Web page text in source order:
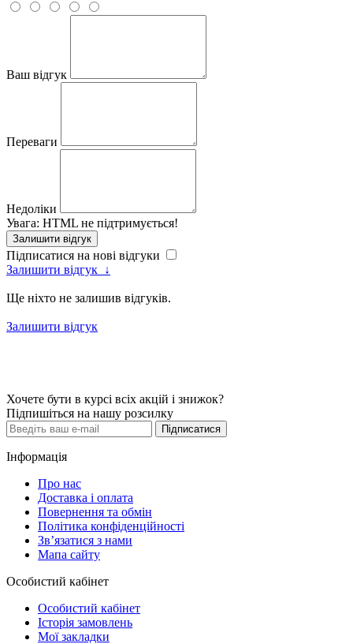
Ваш відгук
Переваги
Недоліки
Увага: HTML не підтримується!
Залишити відгук
Підписатися на нові відгуки
Залишити відгук ↓
Ще ніхто не залишив відгуків.
Залишити відгук
Хочете бути в курсі всіх акцій і знижок?
Підпишіться на нашу розсилку
Підписатися
Інформація
Про нас
Доставка і оплата
Повернення та обмін
Політика конфіденційності
Зв’язатися з нами
Мапа сайту
Особистий кабінет
Особистий кабінет
Історія замовлень
Мої закладки